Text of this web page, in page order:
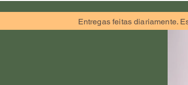
Entregas feitas diariamente.